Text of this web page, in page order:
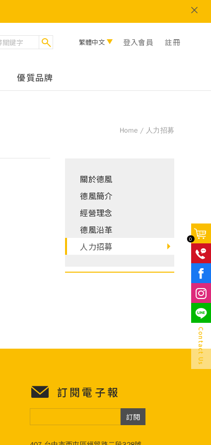
優質品牌
繁體中文 登入會員 註冊
Home 人力招募
關於德風
德風簡介
經營理念
德風沿革
人力招募
0
Contact Us
訂閱電子報
訂閱